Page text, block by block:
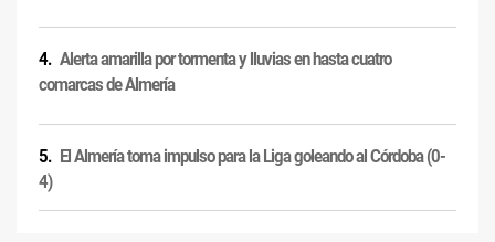
Alerta amarilla por tormenta y lluvias en hasta cuatro
comarcas de Almería
El Almería toma impulso para la Liga goleando al Córdoba (0-
4)